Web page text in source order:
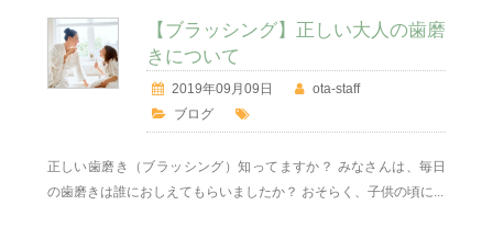
【ブラッシング】正しい大人の歯磨
きについて
2019年09月09日
ota-staff
ブログ
正しい歯磨き（ブラッシング）知ってますか？ みなさんは、毎日
の歯磨きは誰におしえてもらいましたか？ おそらく、子供の頃に...